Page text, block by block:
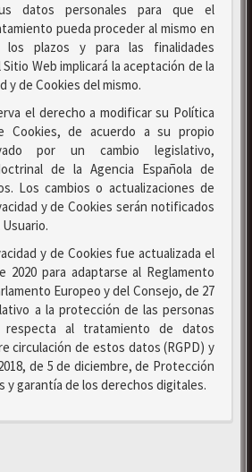
datos personales para que el
pueda proceder al mismo en
plazos y para las finalidades
Web implicará la aceptación de la
y de Cookies del mismo.
el derecho a modificar su Política
Cookies, de acuerdo a su propio
por un cambio legislativo,
de la Agencia Española de
Los cambios o actualizaciones de
y de Cookies serán notificados
y de Cookies fue actualizada el
2020 para adaptarse al Reglamento
Europeo y del Consejo, de 27
a la protección de las personas
al tratamiento de datos
circulación de estos datos (RGPD) y
de 5 de diciembre, de Protección
y garantía de los derechos digitales.